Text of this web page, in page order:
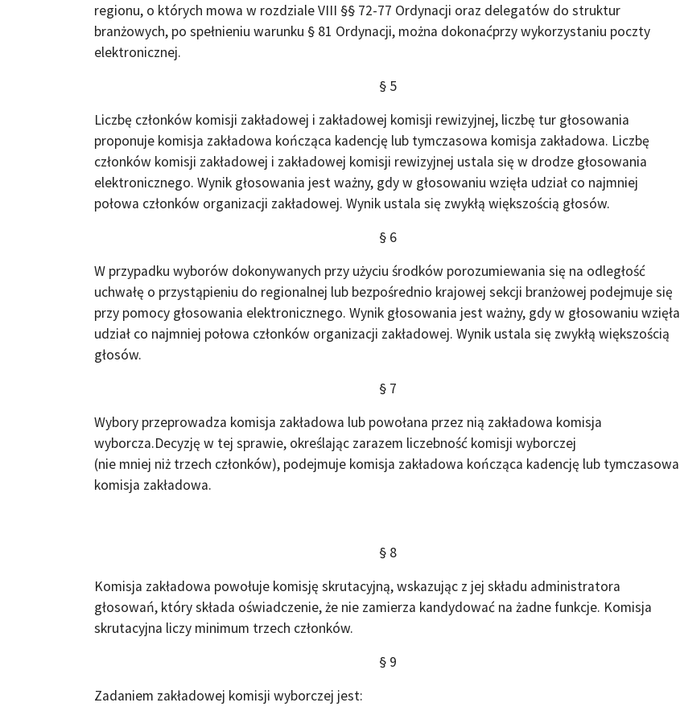
regionu, o których mowa w rozdziale VIII §§ 72-77 Ordynacji oraz delegatów do struktur
branżowych, po spełnieniu warunku § 81 Ordynacji, można dokonaćprzy wykorzystaniu poczty
elektronicznej.
§ 5
Liczbę członków komisji zakładowej i zakładowej komisji rewizyjnej, liczbę tur głosowania
proponuje komisja zakładowa kończąca kadencję lub tymczasowa komisja zakładowa. Liczbę
członków komisji zakładowej i zakładowej komisji rewizyjnej ustala się w drodze głosowania
elektronicznego. Wynik głosowania jest ważny, gdy w głosowaniu wzięła udział co najmniej
połowa członków organizacji zakładowej. Wynik ustala się zwykłą większością głosów.
§ 6
W przypadku wyborów dokonywanych przy użyciu środków porozumiewania się na odległość
uchwałę o przystąpieniu do regionalnej lub bezpośrednio krajowej sekcji branżowej podejmuje się
przy pomocy głosowania elektronicznego. Wynik głosowania jest ważny, gdy w głosowaniu wzięła
udział co najmniej połowa członków organizacji zakładowej. Wynik ustala się zwykłą większością
głosów.
§ 7
Wybory przeprowadza komisja zakładowa lub powołana przez nią zakładowa komisja
wyborcza.Decyzję w tej sprawie, określając zarazem liczebność komisji wyborczej
(nie mniej niż trzech członków), podejmuje komisja zakładowa kończąca kadencję lub tymczasowa
komisja zakładowa.
§ 8
Komisja zakładowa powołuje komisję skrutacyjną, wskazując z jej składu administratora
głosowań, który składa oświadczenie, że nie zamierza kandydować na żadne funkcje. Komisja
skrutacyjna liczy minimum trzech członków.
§ 9
Zadaniem zakładowej komisji wyborczej jest: